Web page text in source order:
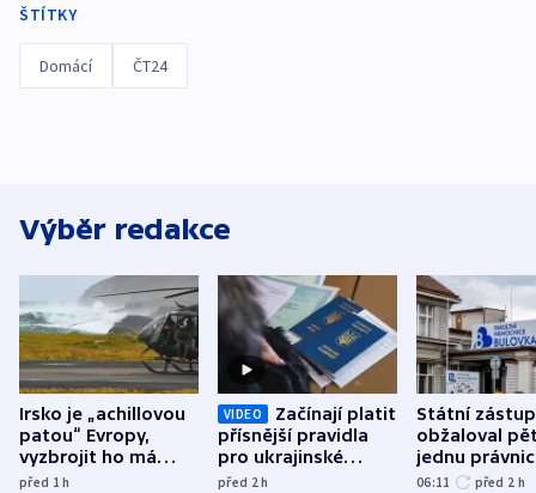
ŠTÍTKY
Domácí ČT24
Výběr redakce
Irsko je „achillovou
patou“ Evropy,
vyzbrojit ho má
Francie
před 1h
VIDEO
Začínají platit
přísnější pravidla
pro ukrajinské
uprchlíky
před 2h
Státní
obžaloval
jednu
osobu v
06:11 před 2 h